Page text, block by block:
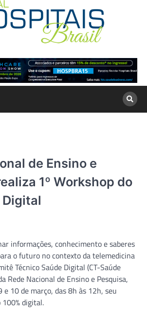
de Ensino e
1º Workshop do
Digital
informações, conhecimento e saberes
o futuro no contexto da telemedicina
Técnico Saúde Digital (CT-Saúde
Rede Nacional de Ensino e Pesquisa,
e 10 de março, das 8h às 12h, seu
digital.